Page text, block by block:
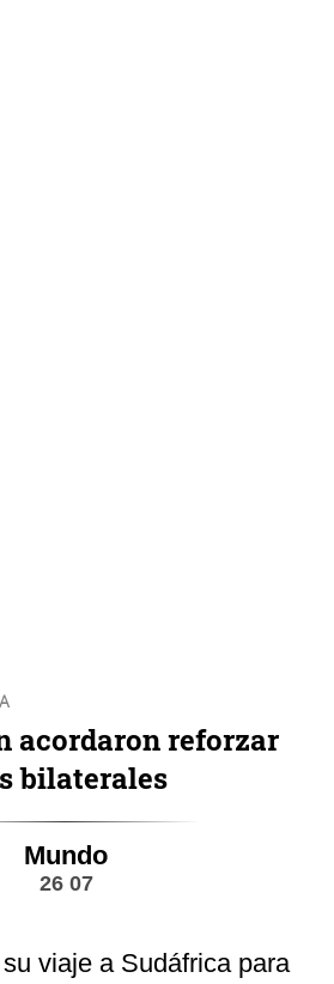
acordaron reforzar
bilaterales
Mundo
26 07
viaje a Sudáfrica para